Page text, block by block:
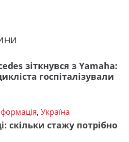
зіткнувся з Yamaha:
госпіталізували
, Україна
скільки стажу потрібно